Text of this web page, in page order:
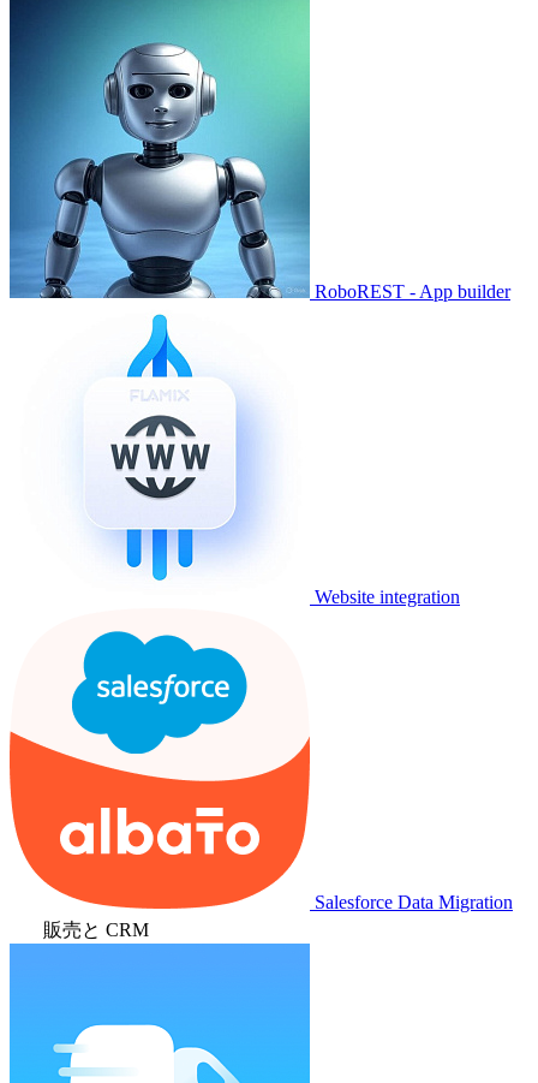
RoboREST - App builder
Website integration
Salesforce Data Migration
販売と CRM